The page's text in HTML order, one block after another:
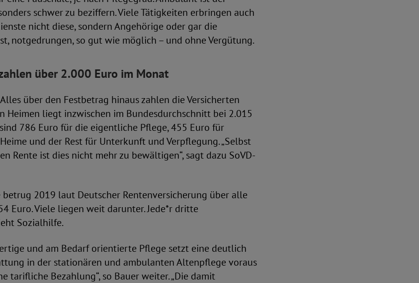
schwer zu beziffern. Viele Tätigkeiten erbringen auch
nicht diese, sondern Angehörige oder gar die
notgedrungen, so gut wie möglich – und ohne Vergütung.
über 2.000 Euro im Monat
über den Festbetrag hinaus zahlen die Versicherten
Heimen liegt inzwischen im Bundesdurchschnitt bei 2.015
786 Euro für die eigentliche Pflege, 455 Euro für
und der Rest für Unterkunft und Verpflegung. „Selbst
Rente ist dies nicht mehr zu bewältigen“, sagt dazu SoVD-
2019 laut Deutscher Rentenversicherung über alle
Euro. Viele liegen weit darunter. Jede*r dritte
Sozialhilfe.
und am Bedarf orientierte Pflege setzt eine deutlich
in der stationären und ambulanten Altenpflege voraus
tarifliche Bezahlung“, so Bauer weiter. „Die damit